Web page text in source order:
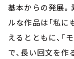
基本からの発展。
ルな作品は「私に
えるとともに、「
で、長い回文を作